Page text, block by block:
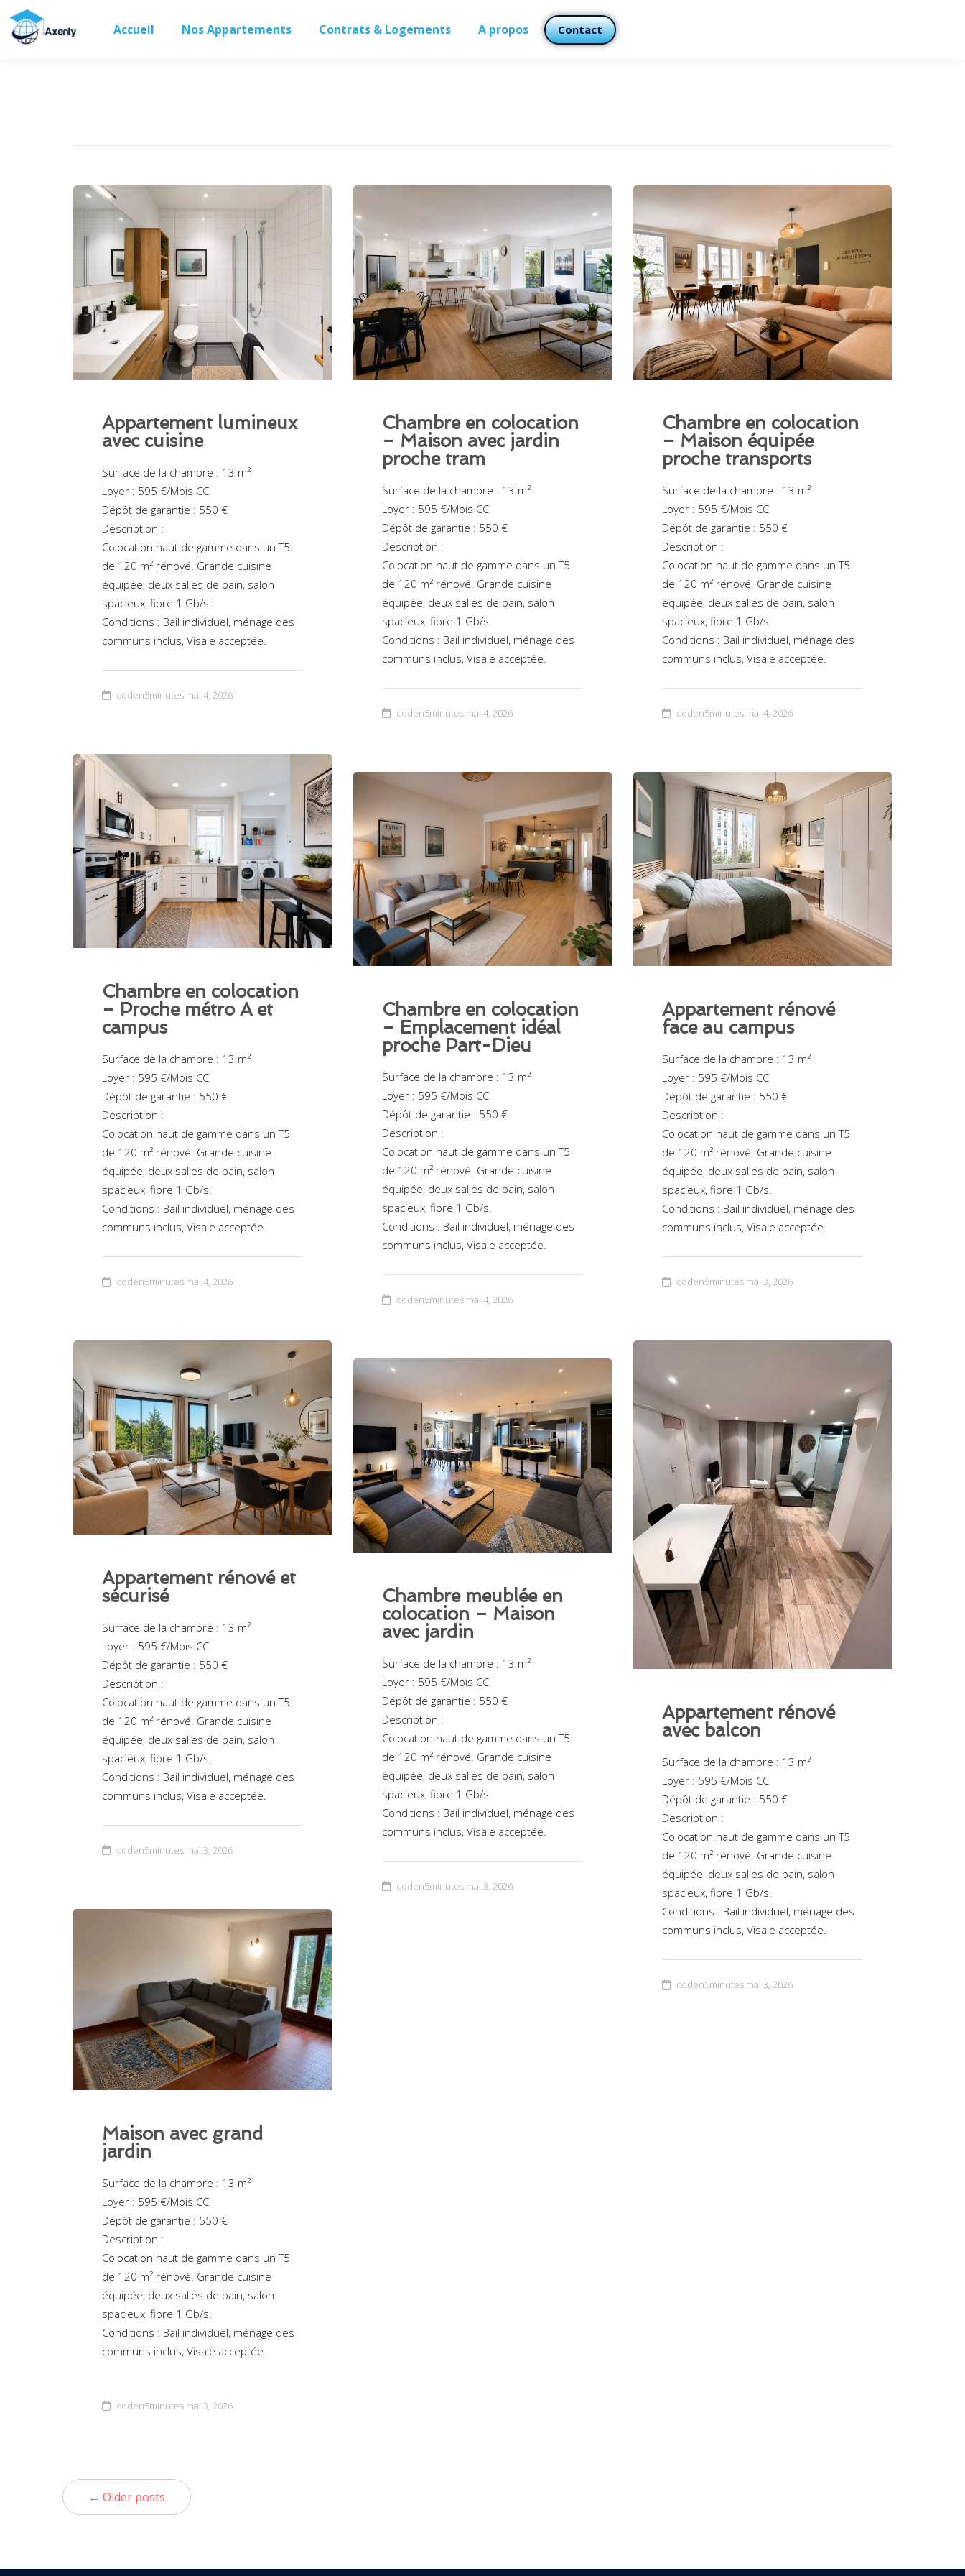
Accueil Nos Appartements Contrats & Logements A propos Contact
Appartement lumineux
avec cuisine
Surface de la chambre : 13 m²
Loyer : 595 €/Mois CC
Dépôt de garantie : 550 €
Description :
Colocation haut de gamme dans un T5
de 120 m² rénové. Grande cuisine
équipée, deux salles de bain, salon
spacieux, fibre 1 Gb/s.
Conditions : Bail individuel, ménage des
communs inclus, Visale acceptée.
coden5minutes mai 4, 2026
Chambre en colocation
– Maison avec jardin
proche tram
Surface de la chambre : 13 m²
Loyer : 595 €/Mois CC
Dépôt de garantie : 550 €
Description :
Colocation haut de gamme dans un T5
de 120 m² rénové. Grande cuisine
équipée, deux salles de bain, salon
spacieux, fibre 1 Gb/s.
Conditions : Bail individuel, ménage des
communs inclus, Visale acceptée.
coden5minutes mai 4, 2026
Chambre en colocation
– Maison équipée
proche transports
Surface de la chambre : 13 m²
Loyer : 595 €/Mois CC
Dépôt de garantie : 550 €
Description :
Colocation haut de gamme dans un T5
de 120 m² rénové. Grande cuisine
équipée, deux salles de bain, salon
spacieux, fibre 1 Gb/s.
Conditions : Bail individuel, ménage des
communs inclus, Visale acceptée.
coden5minutes mai 4, 2026
Chambre en colocation
– Proche métro A et
campus
Surface de la chambre : 13 m²
Loyer : 595 €/Mois CC
Dépôt de garantie : 550 €
Description :
Colocation haut de gamme dans un T5
de 120 m² rénové. Grande cuisine
équipée, deux salles de bain, salon
spacieux, fibre 1 Gb/s.
Conditions : Bail individuel, ménage des
communs inclus, Visale acceptée.
coden5minutes mai 4, 2026
Chambre en colocation
– Emplacement idéal
proche Part-Dieu
Surface de la chambre : 13 m²
Loyer : 595 €/Mois CC
Dépôt de garantie : 550 €
Description :
Colocation haut de gamme dans un T5
de 120 m² rénové. Grande cuisine
équipée, deux salles de bain, salon
spacieux, fibre 1 Gb/s.
Conditions : Bail individuel, ménage des
communs inclus, Visale acceptée.
coden5minutes mai 4, 2026
Appartement rénové
face au campus
Surface de la chambre : 13 m²
Loyer : 595 €/Mois CC
Dépôt de garantie : 550 €
Description :
Colocation haut de gamme dans un T5
de 120 m² rénové. Grande cuisine
équipée, deux salles de bain, salon
spacieux, fibre 1 Gb/s.
Conditions : Bail individuel, ménage des
communs inclus, Visale acceptée.
coden5minutes mai 3, 2026
Appartement rénové et
sécurisé
Surface de la chambre : 13 m²
Loyer : 595 €/Mois CC
Dépôt de garantie : 550 €
Description :
Colocation haut de gamme dans un T5
de 120 m² rénové. Grande cuisine
équipée, deux salles de bain, salon
spacieux, fibre 1 Gb/s.
Conditions : Bail individuel, ménage des
communs inclus, Visale acceptée.
coden5minutes mai 3, 2026
Appartement rénové
avec balcon
Surface de la chambre : 13 m²
Loyer : 595 €/Mois CC
Dépôt de garantie : 550 €
Description :
Colocation haut de gamme dans un T5
de 120 m² rénové. Grande cuisine
équipée, deux salles de bain, salon
spacieux, fibre 1 Gb/s.
Conditions : Bail individuel, ménage des
communs inclus, Visale acceptée.
coden5minutes mai 3, 2026
Chambre meublée en
colocation – Maison
avec jardin
Surface de la chambre : 13 m²
Loyer : 595 €/Mois CC
Dépôt de garantie : 550 €
Description :
Colocation haut de gamme dans un T5
de 120 m² rénové. Grande cuisine
équipée, deux salles de bain, salon
spacieux, fibre 1 Gb/s.
Conditions : Bail individuel, ménage des
communs inclus, Visale acceptée.
coden5minutes mai 3, 2026
Maison avec grand
jardin
Surface de la chambre : 13 m²
Loyer : 595 €/Mois CC
Dépôt de garantie : 550 €
Description :
Colocation haut de gamme dans un T5
de 120 m² rénové. Grande cuisine
équipée, deux salles de bain, salon
spacieux, fibre 1 Gb/s.
Conditions : Bail individuel, ménage des
communs inclus, Visale acceptée.
coden5minutes mai 3, 2026
← Older posts